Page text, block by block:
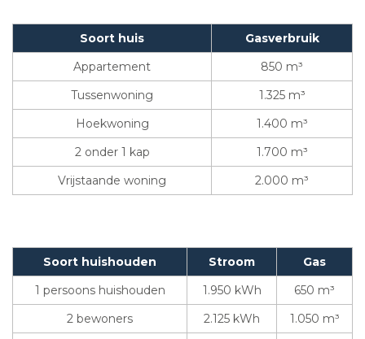
Soort huis
Gasverbruik
Appartement
850 m³
Tussenwoning
1.325 m³
Hoekwoning
1.400 m³
2 onder 1 kap
1.700 m³
Vrijstaande woning
2.000 m³
Soort huishouden Stroom
Gas
1 persoons huishouden
1.950 kWh
650 m³
2 bewoners
2.125 kWh
1.050 m³